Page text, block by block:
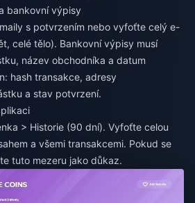
bankovní výpisy
s potvrzením nebo vyfoťte celý e-
celé tělo). Bankovní výpisy musí
název obchodníka a datum
hash transakce, adresy
a stav potvrzení.
> Historie (90 dní). Vyfoťte celou
a všemi transakcemi. Pokud se
tuto mezeru jako důkaz.